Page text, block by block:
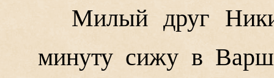
Милый друг
минуту сижу в